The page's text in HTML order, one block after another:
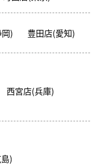
) 豊田店(愛知)
西宮店(兵庫)
)